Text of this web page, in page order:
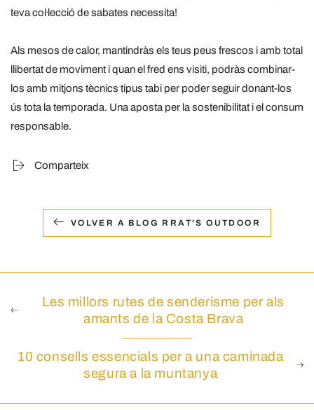
teva col·lecció de sabates necessita!
Als mesos de calor, mantindràs els teus peus frescos i amb total
llibertat de moviment i quan el fred ens visiti, podràs combinar-
los amb mitjons tècnics tipus tabi per poder seguir donant-los
ús tota la temporada. Una aposta per la sostenibilitat i el consum
responsable.
Comparteix
VOLVER A BLOG RRAT'S OUTDOOR
Les millors rutes de senderisme per als
amants de la Costa Brava
10 consells essencials per a una caminada
segura a la muntanya